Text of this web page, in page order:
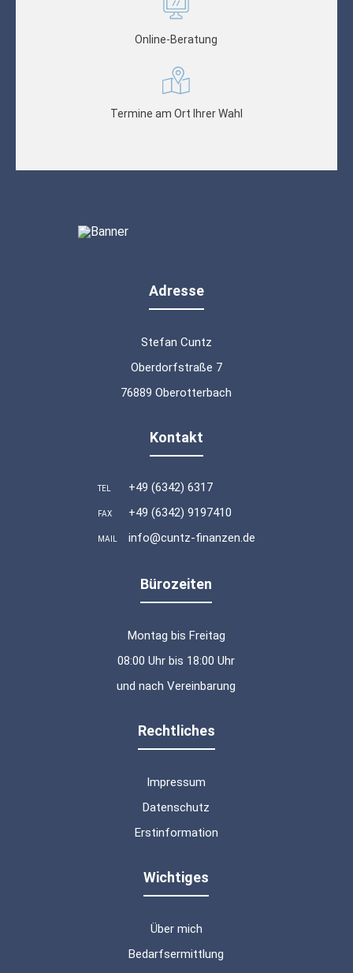
Online-Beratung
Termine am Ort Ihrer Wahl
Adresse
Stefan Cuntz
Oberdorfstraße 7
76889 Oberotterbach
Kontakt
TEL +49 (6342) 6317
FAX +49 (6342) 9197410
MAIL info@cuntz-finanzen.de
Bürozeiten
Montag bis Freitag
08:00 Uhr bis 18:00 Uhr
und nach Vereinbarung
Rechtliches
Impressum
Datenschutz
Erstinformation
Wichtiges
Über mich
Bedarfsermittlung